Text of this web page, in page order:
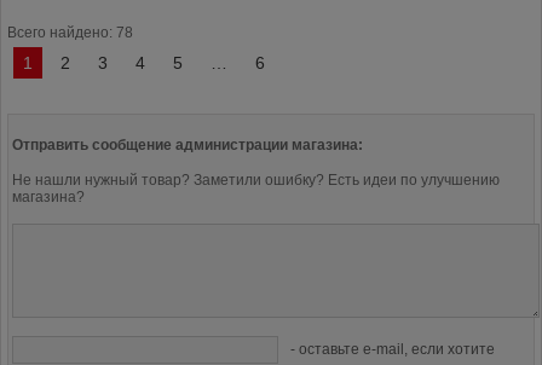
Всего найдено: 78
1 2 3 4 5 6
Отправить сообщение администрации магазина:
Не нашли нужный товар? Заметили ошибку? Есть идеи по улучшению
магазина?
- оставьте e-mail, если хотите